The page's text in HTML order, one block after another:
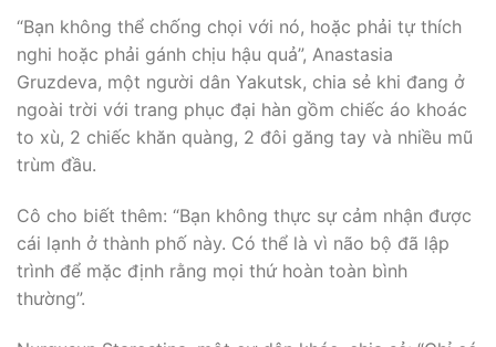
“Bạn không thể chống chọi với nó, hoặc phải tự thích
nghi hoặc phải gánh chịu hậu quả”, Anastasia
Gruzdeva, một người dân Yakutsk, chia sẻ khi đang ở
ngoài trời với trang phục đại hàn gồm chiếc áo khoác
to xù, 2 chiếc khăn quàng, 2 đôi găng tay và nhiều mũ
trùm đầu.
Cô cho biết thêm: “Bạn không thực sự cảm nhận được
cái lạnh ở thành phố này. Có thể là vì não bộ đã lập
trình để mặc định rằng mọi thứ hoàn toàn bình
thường”.